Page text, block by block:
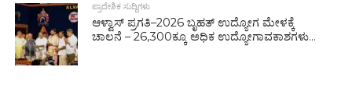
ಪ್ರಾದೇಶಿಕ ಸುದ್ದಿಗಳು
ಆಳ್ವಾಸ್ ಪ್ರಗತಿ–2026 ಬೃಹತ್ ಉದ್ಯೋಗ ಮೇಳಕ್ಕೆ
ಚಾಲನೆ – 26,300ಕ್ಕೂ ಅಧಿಕ ಉದ್ಯೋಗಾವಕಾಶಗಳು...